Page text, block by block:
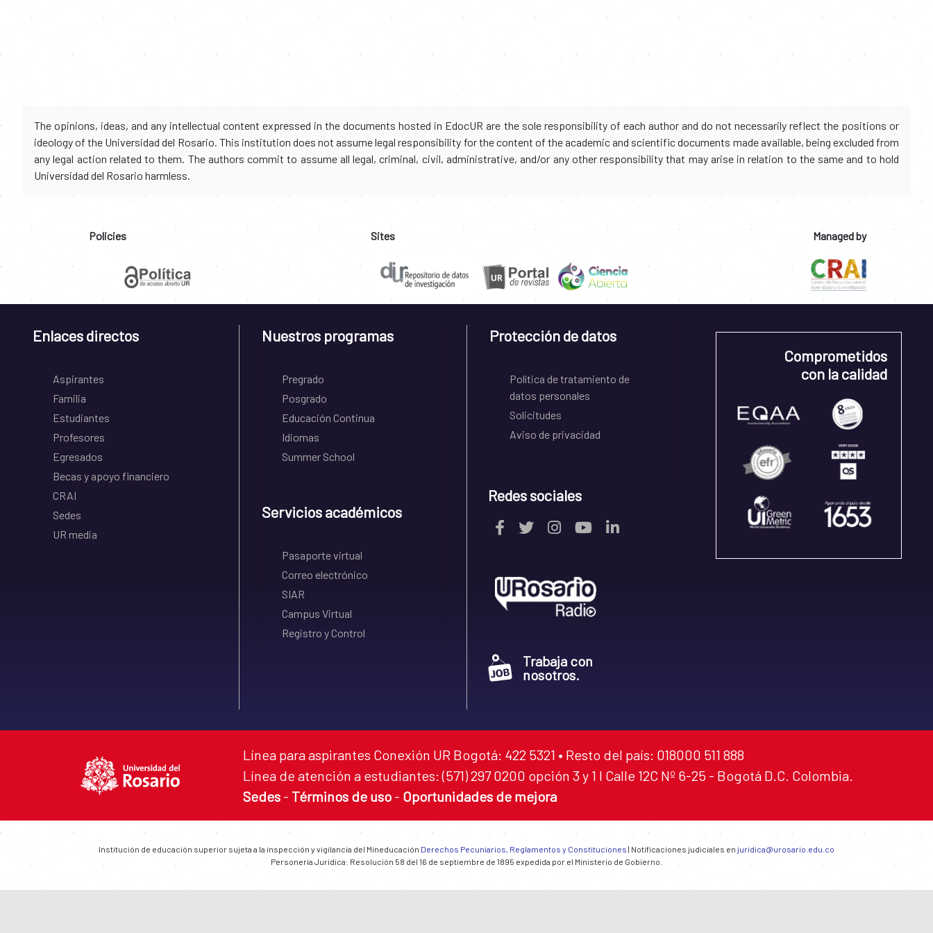
The opinions, ideas, and any intellectual content expressed in the documents hosted in EdocUR are the sole responsibility of each author and do not necessarily reflect the positions or
ideology of the Universidad del Rosario. This institution does not assume legal responsibility for the content of the academic and scientific documents made available, being excluded from
any legal action related to them. The authors commit to assume all legal, criminal, civil, administrative, and/or any other responsibility that may arise in relation to the same and to hold
Universidad del Rosario harmless.
Policies Sites Managed by
Enlaces directos
Aspirantes
Familia
Estudiantes
Profesores
Egresados
Becas y apoyo financiero
CRAI
Sedes
UR media
Nuestros programas
Pregrado
Posgrado
Educación Continua
Idiomas
Summer School
Servicios académicos
Pasaporte virtual
Correo electrónico
SIAR
Campus Virtual
Registro y Control
Protección de datos
Política de tratamiento de
datos personales
Solicitudes
Aviso de privacidad
Redes sociales
Trabaja con
nosotros.
Comprometidos
con la calidad
Línea para aspirantes Conexión UR Bogotá: 422 5321 • Resto del país: 018000 511 888
Línea de atención a estudiantes: (571) 297 0200 opción 3 y 1 I Calle 12C Nº 6-25 - Bogotá D.C. Colombia.
Sedes - Términos de uso - Oportunidades de mejora
Institución de educación superior sujeta a la inspección y vigilancia del Mineducación Derechos Pecuniarios, Reglamentos y Constituciones | Notificaciones judiciales en juridica@urosario.edu.co
Personería Jurídica: Resolución 58 del 16 de septiembre de 1895 expedida por el Ministerio de Gobierno.